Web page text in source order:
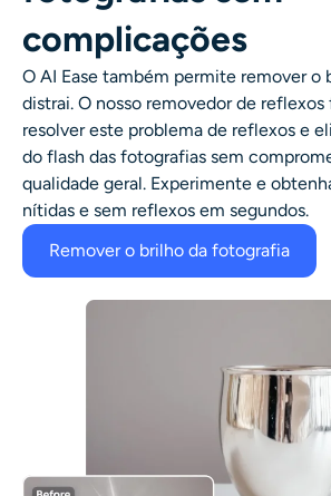
complicações
O AI Ease também permite remover o
distrai. O nosso removedor de
resolver este problema de reflexos e
do flash das fotografias sem
qualidade geral. Experimente e
nítidas e sem reflexos em segundos.
Remover o brilho da fotografia